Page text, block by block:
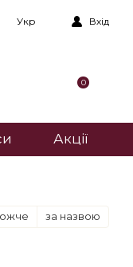
Укр Вхід
0
Акції
за назвою